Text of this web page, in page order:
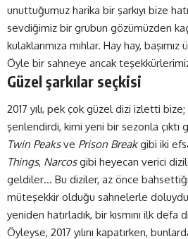
unuttuğumuz harika bir şarkıyı bize
sevdiğimiz bir grubun gözümüzden
kulaklarımıza mıhlar. Hay hay, başımız
Öyle bir sahneye ancak
Güzel şarkılar seçkisi
2017 yılı, pek çok güzel dizi izletti bize;
şenlendirdi, kimi yeni bir sezonla çıktı
Twin Peaksve Prison Breakgibi iki
Things, Narcosgibi heyecan verici
geldiler… Bu diziler, az önce
müteşekkir olduğu sahnelerle
yeniden hatırladık, bir kısmını ilk defa
Öyleyse, 2017 yılını kapatırken,